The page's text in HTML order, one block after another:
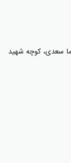
روبروی 20 متری سینما سعدی، کوچه شهید